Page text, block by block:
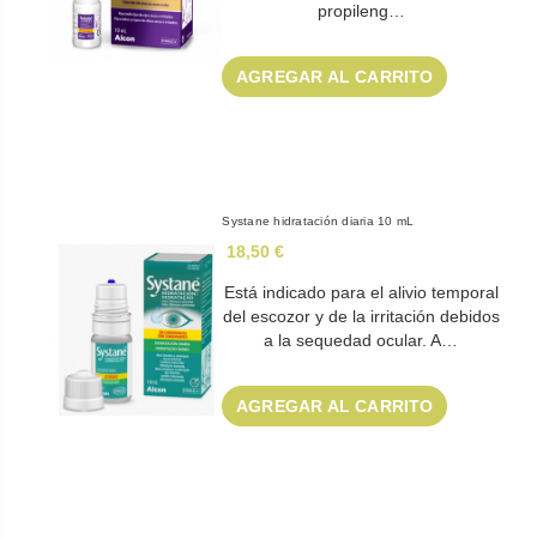
propileng…
AGREGAR AL CARRITO
Systane hidratación diaria 10 mL
18,50 €
Está indicado para el alivio temporal
del escozor y de la irritación debidos
a la sequedad ocular. A…
AGREGAR AL CARRITO